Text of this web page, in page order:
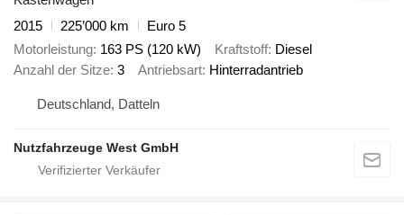
2015
225’000 km
Euro 5
Motorleistung 163 PS (120 kW) Kraftstoff Diesel
Anzahl der Sitze 3 Antriebsart Hinterradantrieb
Deutschland, Datteln
Nutzfahrzeuge West GmbH